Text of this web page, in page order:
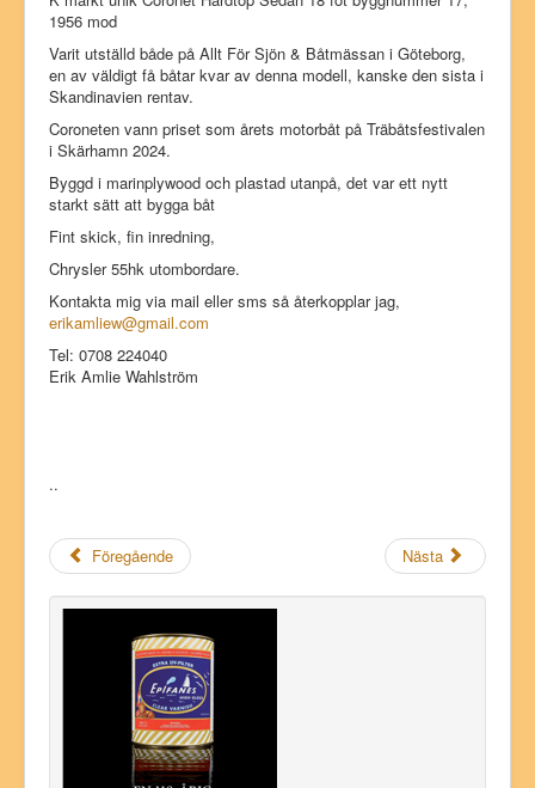
1956 mod
Varit utställd både på Allt För Sjön & Båtmässan i Göteborg,
en av väldigt få båtar kvar av denna modell, kanske den sista i
Skandinavien rentav.
Coroneten vann priset som årets motorbåt på Träbåtsfestivalen
i Skärhamn 2024.
Byggd i marinplywood och plastad utanpå, det var ett nytt
starkt sätt att bygga båt
Fint skick, fin inredning,
Chrysler 55hk utombordare.
Kontakta mig via mail eller sms så återkopplar jag,
erikamliew@gmail.com
Tel: 0708 224040
Erik Amlie Wahlström
..
Föregående Nästa